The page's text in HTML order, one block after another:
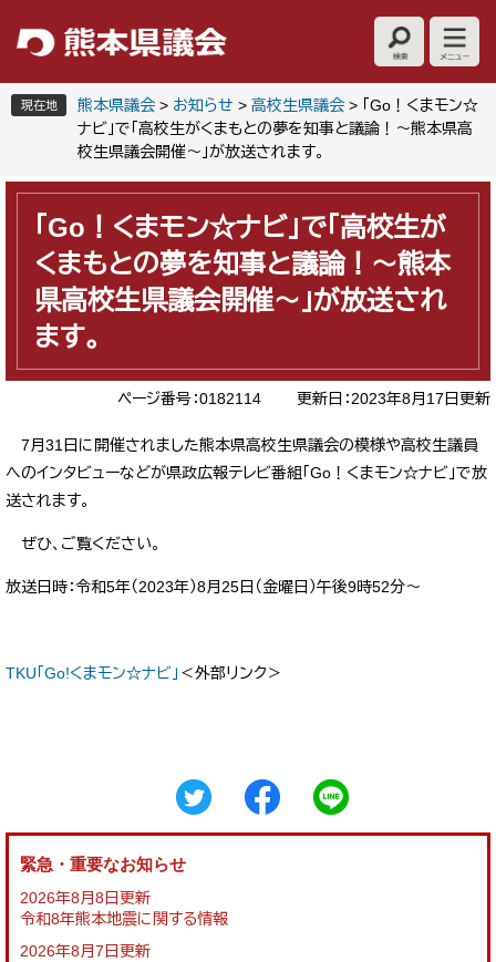
の
ー
現在地 熊本県議会 > お知らせ > 高校生県議会 > 「Go！くまモン☆
ナビ」で「高校生がくまもとの夢を知事と議論！～熊本県高
校生県議会開催～」が放送されます。
本
「Go！くまモン☆ナビ」で「高校生が
くまもとの夢を知事と議論！～熊本
県高校生県議会開催～」が放送され
ます。
ページ番号：0182114 更新日：2023年8月17日更新
7月31日に開催されました熊本県高校生県議会の模様や高校生議員
へのインタビューなどが県政広報テレビ番組「Go！くまモン☆ナビ」で放
送されます。
ぜひ、ご覧ください。
放送日時：令和5年（2023年）8月25日（金曜日）午後9時52分～
TKU「Go!くまモン☆ナビ」 ＜外部リンク＞
緊急・重要なお知らせ
2026年8月8日更新
令和8年熊本地震に関する情報
2026年8月7日更新